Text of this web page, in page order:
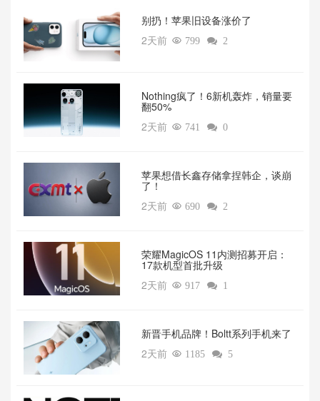
别扔！苹果旧设备涨价了‌
2天前  799  2
‌Nothing疯了！6新机轰炸，销量要
翻50%‌
2天前  741  0
苹果想借长鑫存储拿捏韩企，谈崩
了！
2天前  690  2
荣耀MagicOS 11内测招募开启：
17款机型首批升级
2天前  917  1
新晋手机品牌！Boltt系列手机来了
2天前  1185  5